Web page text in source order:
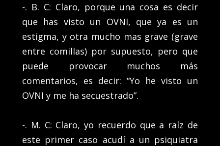
-. B. C: Claro, porque una cosa es decir
que has visto un OVNI, que ya es un
estigma, y otra mucho mas grave (grave
entre comillas) por supuesto, pero que
puede provocar muchos más
comentarios, es decir: “Yo he visto un
OVNI y me ha secuestrado”.
-. M. C: Claro, yo recuerdo que a raíz de
este primer caso acudí a un psiquiatra